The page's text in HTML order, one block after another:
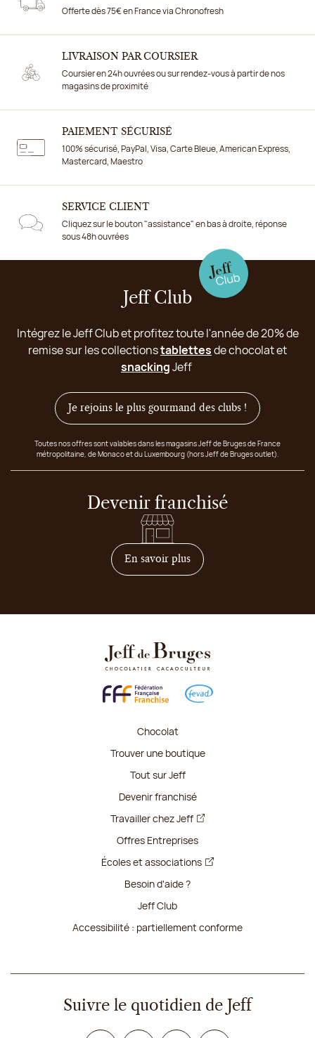
Offerte dès 75€ en France via Chronofresh
LIVRAISON PAR COURSIER
Coursier en 24h ouvrées ou sur rendez-vous à partir de nos
magasins de proximité
PAIEMENT SÉCURISÉ
100% sécurisé, PayPal, Visa, Carte Bleue, American Express,
Mastercard, Maestro
SERVICE CLIENT
Cliquez sur le bouton "assistance" en bas à droite, réponse
sous 48h ouvrées
Jeff Club
Intégrez le Jeff Club et profitez toute l'année de 20% de
remise sur les collectionstablettesde chocolat et
snackingJeff
Je rejoins le plus gourmand des clubs !
Toutes nos offres sont valables dans les magasins Jeff de Bruges de France
métropolitaine, de Monaco et du Luxembourg (hors Jeff de Bruges outlet).
Devenir franchisé
En savoir plussur comment devenir
Chocolat
Trouver une boutique
Tout sur Jeff
Devenir franchisé
Travailler chez Jeff
Offres Entreprises
Écoles et associations
Besoin d'aide ?
Jeff Club
Accessibilité : partiellement conforme
Suivre le quotidien de Jeff